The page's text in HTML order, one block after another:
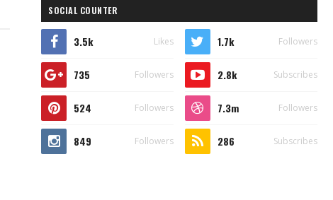
SOCIAL COUNTER
3.5k Likes 1.7k Followers
735 Followers 2.8k Subscribes
524 Followers 7.3m Followers
849 Followers 286 Subscribes